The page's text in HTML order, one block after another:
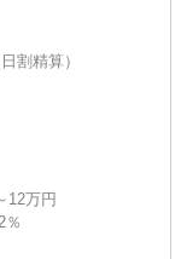
割精算）
12万円
％